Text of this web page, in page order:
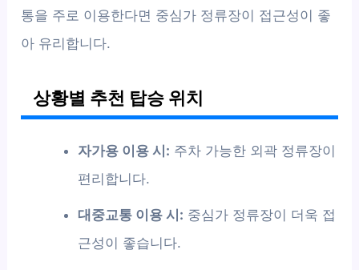
통을 주로 이용한다면 중심가 정류장이 접근성이 좋
아 유리합니다.
상황별 추천 탑승 위치
자가용 이용 시: 주차 가능한 외곽 정류장이
편리합니다.
대중교통 이용 시: 중심가 정류장이 더욱 접
근성이 좋습니다.